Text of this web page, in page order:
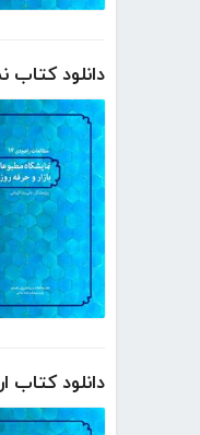
دانلود کتاب
دانلود کتاب